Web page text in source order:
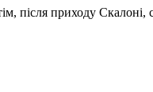
після приходу Скалоні,